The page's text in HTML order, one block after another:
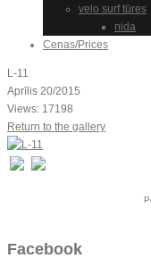
velo surf tūres
nida
Cenas/Prices
L-11
Aprīlis 20/2015
Views: 17198
Return to the gallery
Facebook